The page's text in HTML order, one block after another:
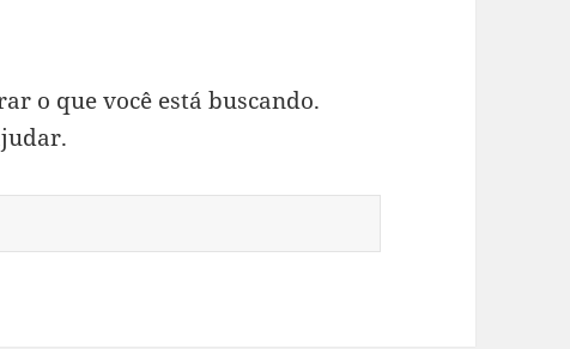
o que você está buscando.